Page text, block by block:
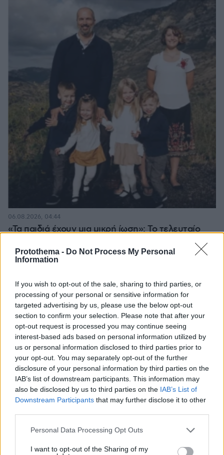
Protothema - Do Not Process My Personal
Information
If you wish to opt-out of the sale, sharing to third parties, or
processing of your personal or sensitive information for
targeted advertising by us, please use the below opt-out
section to confirm your selection. Please note that after your
opt-out request is processed you may continue seeing
interest-based ads based on personal information utilized by
us or personal information disclosed to third parties prior to
your opt-out. You may separately opt-out of the further
disclosure of your personal information by third parties on the
IAB’s list of downstream participants. This information may
also be disclosed by us to third parties on the IAB’s List of
Downstream Participants that may further disclose it to other
Please note that this website/app uses one or more Google
not limited to your visit or usage behaviour. You may click to
Personal Data Processing Opt Outs
I want to opt-out of the Sharing of my
«Τα παιδιά έχουν μια μικρή ίωση»: Το τελευταίο
δολοφονήσει τα τέσσερα παιδιά τους
06.08.2026, 04:44